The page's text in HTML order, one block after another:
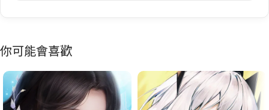
你可能會喜歡